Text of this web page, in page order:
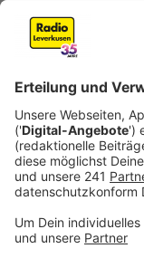
Anzeige
Herbstfest
Anzeige
Seit heute
Herbstfest in
in der